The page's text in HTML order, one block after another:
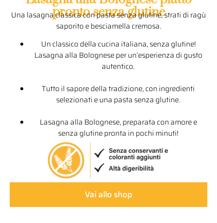
pronto senza glutine
Una lasagna classica con pasta senza glutine, strati di ragù
saporito e besciamella cremosa.
Un classico della cucina italiana, senza glutine!
Lasagna alla Bolognese per un’esperienza di gusto
autentico.
Tutto il sapore della tradizione, con ingredienti
selezionati e una pasta senza glutine.
Lasagna alla Bolognese, preparata con amore e
senza glutine pronta in pochi minuti!
Vai allo shop